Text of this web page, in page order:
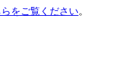
をご覧ください。